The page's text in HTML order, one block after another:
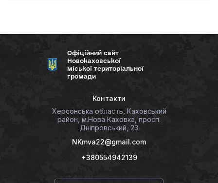
Офіційний сайт
Новокаховської
міської територіальної
громади
Контакти
Херсонська область, Каховський
район, м.Нова Каховка, просп.
Дніпровський, 23
NKmva22@gmail.com
+380554942139